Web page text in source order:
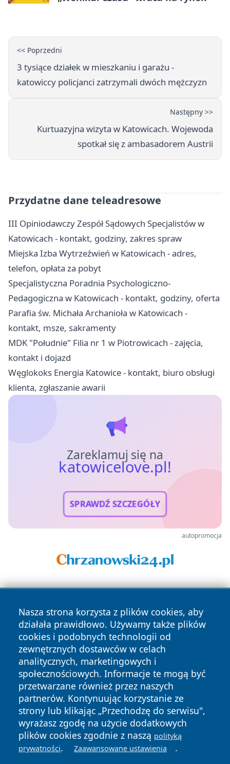
<< Poprzedni
3 tysiące działek w mieszkaniu i garażu -
katowiccy policjanci zatrzymali dwóch mężczyzn
Następny >>
Kurtuazyjna wizyta w Katowicach. Wojewoda
spotkał się z ambasadorem Austrii
Przydatne dane teleadresowe
III Opiniodawczy Zespół Sądowych Specjalistów w
Katowicach - kontakt, godziny, zakres spraw
Miejska Izba Wytrzeźwień w Katowicach - adres,
telefon, opłata za pobyt
Specjalistyczna Poradnia Psychologiczno-
Pedagogiczna w Katowicach - kontakt, godziny, oferta
Parafia św. Michała Archanioła w Katowicach -
kontakt, msze, sakramenty
MDK "Południe" Filia nr 1 w Piotrowicach - zajęcia,
kontakt i dojazd
Węglokoks Energia Katowice - kontakt, biuro obsługi
klienta, zgłaszanie awarii
Zareklamuj się na
katowicelove.pl!
SPRAWDŹ SZCZEGÓŁY
autopromocja
Nasza strona korzysta z plików cookies, aby
działała prawidłowo. Używamy także plików
cookies i podobnych technologii od
zewnętrznych dostawców w celach
analitycznych, marketingowych i
społecznościowych. Informacje te mogą być
przetwarzane również przez naszych
partnerów. Kontynuując korzystanie ze
strony lub klikając „Przechodzę do serwisu",
wyrażasz zgodę na użycie dodatkowych
plików cookies zgodnie z naszą polityką
prywatności. Zaawansowane ustawienia .
Copyright © 2026 katowicelove.pl Wszystkie prawa
zastrzeżone.
News Autorzy
Polityka
Prywatności
Polityka
Cookies